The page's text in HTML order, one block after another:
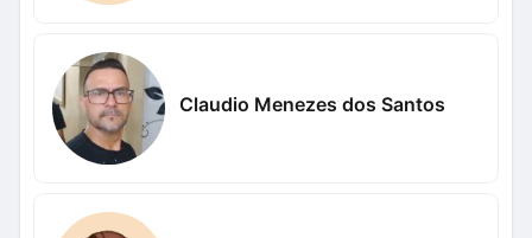
Claudio Menezes dos Santos